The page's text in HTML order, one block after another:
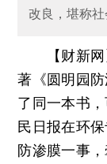
改良，堪称
【财新网
著《圆明园
了同一本书
民日报在环
防渗膜一事